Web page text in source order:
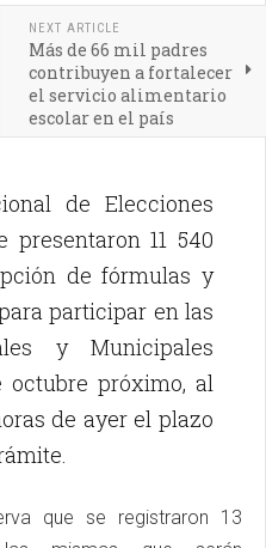
NEXT ARTICLE
Más de 66 mil padres
contribuyen a fortalecer
el servicio alimentario
escolar en el país
de Elecciones
presentaron 11 540
de fórmulas y
participar en las
y Municipales
octubre próximo, al
de ayer el plazo
que se registraron 13